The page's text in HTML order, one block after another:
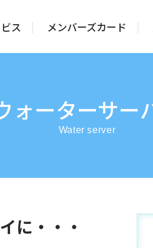
ス メンバーズカード
ォーターサー
Water server
に・・・